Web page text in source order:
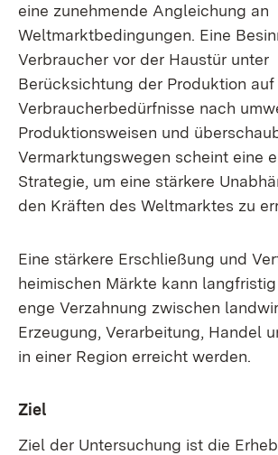
eine zunehmende Angleichung an
Weltmarktbedingungen. Eine
Verbraucher vor der Haustür unter
Berücksichtung der Produktion auf
Verbraucherbedürfnisse nach
Produktionsweisen und
Vermarktungswegen scheint eine
Strategie, um eine stärkere
den Kräften des Weltmarktes zu
Eine stärkere Erschließung und
heimischen Märkte kann
enge Verzahnung zwischen
Erzeugung, Verarbeitung, Handel
in einer Region erreicht werden.
Ziel
Ziel der Untersuchung ist die